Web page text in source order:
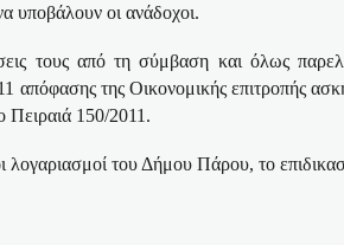
υποβάλουν οι ανάδοχοι.
τους από τη σύμβαση και όλως
απόφασης της Οικονομικής επιτροπής
Πειραιά 150/2011.
λογαριασμοί του Δήμου Πάρου, το